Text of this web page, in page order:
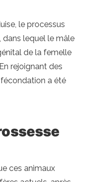
le processus
dans lequel le mâle
de la femelle
rejoignant des
a été
ces animaux